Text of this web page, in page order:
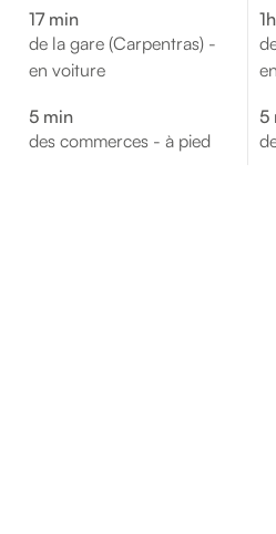
17 min
de la gare (Carpentras) -
en voiture
5 min
des commerces - à pied
5